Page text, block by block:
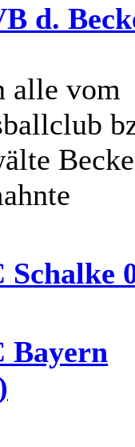
d.
alle vom
Bayern